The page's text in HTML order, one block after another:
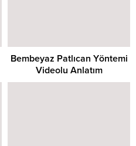
Bembeyaz Patlıcan Yöntemi
Videolu Anlatım